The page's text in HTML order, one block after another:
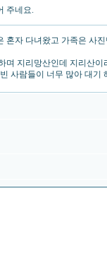
주네요.
혼자 다녀왔고 가족은 사
며 지리망산인데 지리산이
사람들이 너무 많아 대기